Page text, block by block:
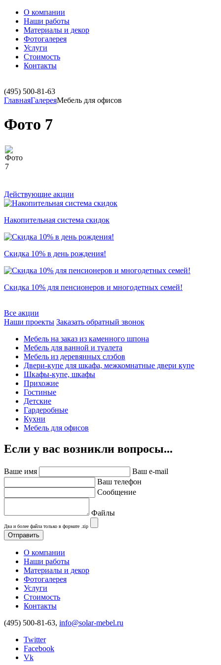
О компании
Наши работы
Материалы и декор
Фотогалерея
Услуги
Стоимость
Контакты
(495) 500-81-63
ГлавнаяГалереяМебель для офисов
Фото 7
Действующие акции
Накопительная система скидок
Скидка 10% в день рождения!
Скидка 10% для пенсионеров и многодетных семей!
Все акции
Наши проекты Заказать обратный звонок
Мебель на заказ из каменного шпона
Мебель для ванной и туалета
Мебель из деревянных слэбов
Двери-купе для шкафа, межкомнатные двери купе
Шкафы-купе, шкафы
Прихожие
Гостиные
Детские
Гардеробные
Кухни
Мебель для офисов
Если у вас возникли вопросы...
Ваше имя
Ваш e-mail
Ваш телефон
Сообщение
Файлы
Два и более файла только в формате .zip
О компании
Наши работы
Материалы и декор
Фотогалерея
Услуги
Стоимость
Контакты
(495) 500-81-63, info@solar-mebel.ru
Twitter
Facebook
Vk